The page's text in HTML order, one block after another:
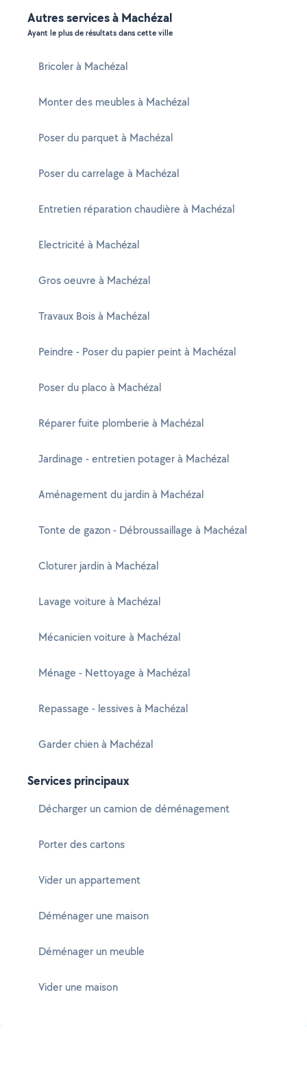
Autres services à Machézal
Ayant le plus de résultats dans cette ville
Bricoler à Machézal
Monter des meubles à Machézal
Poser du parquet à Machézal
Poser du carrelage à Machézal
Entretien réparation chaudière à Machézal
Electricité à Machézal
Gros oeuvre à Machézal
Travaux Bois à Machézal
Peindre - Poser du papier peint à Machézal
Poser du placo à Machézal
Réparer fuite plomberie à Machézal
Jardinage - entretien potager à Machézal
Aménagement du jardin à Machézal
Tonte de gazon - Débroussaillage à Machézal
Cloturer jardin à Machézal
Lavage voiture à Machézal
Mécanicien voiture à Machézal
Ménage - Nettoyage à Machézal
Repassage - lessives à Machézal
Garder chien à Machézal
Services principaux
Décharger un camion de déménagement
Porter des cartons
Vider un appartement
Déménager une maison
Déménager un meuble
Vider une maison